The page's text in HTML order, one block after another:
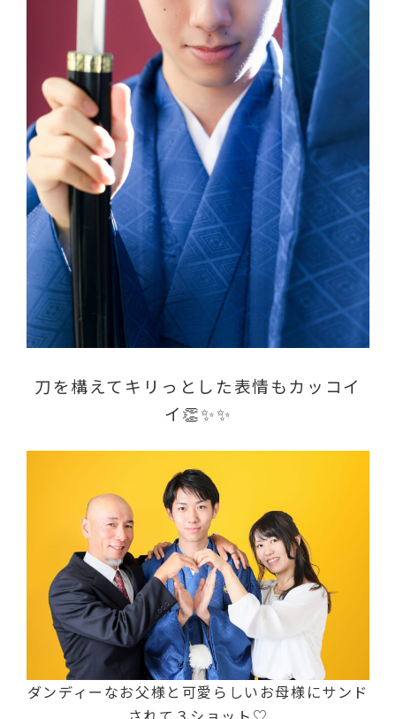
刀を構えてキリっとした表情もカッコイ
イ👏✨✨
ダンディーなお父様と可愛らしいお母様にサンド